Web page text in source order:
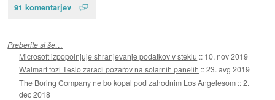
91 komentarjev
Preberite si še…
Microsoft izpopolnjuje shranjevanje podatkov v steklu :: 10. nov 2019
Walmart toži Teslo zaradi požarov na solarnih panelih ::23. avg 2019
The Boring Company ne bo kopal pod zahodnim Los Angelesom ::2.
dec 2018